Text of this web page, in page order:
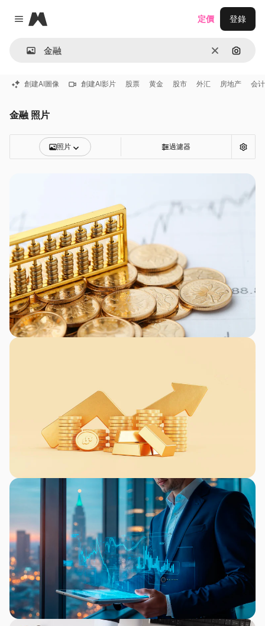
Close menu
Magnific
清除 通過圖
定價 登錄
創建AI圖像 創建AI影片 股票 黄金 股市 外汇 房地产 会计
金融 照片
照片 過濾器